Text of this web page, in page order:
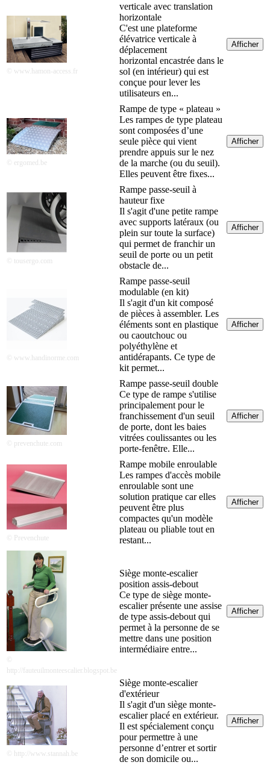
© www.hamon-access.fr
verticale avec translation
horizontale
C'est une plateforme
élévatrice verticale à
déplacement
horizontal encastrée dans le
sol (en intérieur) qui est
conçue pour lever les
utilisateurs en...
Afficher
© ergomed.be
Rampe de type « plateau »
Les rampes de type plateau
sont composées d’une
seule pièce qui vient
prendre appuis sur le nez
de la marche (ou du seuil).
Elles peuvent être fixes...
Afficher
© tousergo.com
Rampe passe-seuil à
hauteur fixe
Il s'agit d'une petite rampe
avec supports latéraux (ou
plein sur toute la surface)
qui permet de franchir un
seuil de porte ou un petit
obstacle de...
Afficher
© www.handinorme.com
Rampe passe-seuil
modulable (en kit)
Il s'agit d'un kit composé
de pièces à assembler. Les
éléments sont en plastique
ou caoutchouc ou
polyéthylène et
antidérapants. Ce type de
kit permet...
Afficher
© prevenchute.com
Rampe passe-seuil double
Ce type de rampe s'utilise
principalement pour le
franchissement d'un seuil
de porte, dont les baies
vitrées coulissantes ou les
porte-fenêtre. Elle...
Afficher
© Prevenchute
Rampe mobile enroulable
Les rampes d'accès mobile
enroulable sont une
solution pratique car elles
peuvent être plus
compactes qu'un modèle
plateau ou pliable tout en
restant...
Afficher
http://fauteuilmonteescalier.blogspot.be
Siège monte-escalier
position assis-debout
Ce type de siège monte-
escalier présente une assise
de type assis-debout qui
permet à la personne de se
mettre dans une position
intermédiaire entre...
Afficher
© http://www.stannah.be
Siège monte-escalier
d'extérieur
Il s'agit d'un siège monte-
escalier placé en extérieur.
Il est spécialement conçu
pour permettre à une
personne d’entrer et sortir
de son domicile ou...
Afficher